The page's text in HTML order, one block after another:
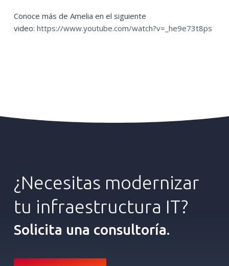
Conoce más de Amelia en el siguiente
video: https://www.youtube.com/watch?v=_he9e73t8ps
¿Necesitas modernizar
tu infraestructura IT?
Solicita una consultoría.